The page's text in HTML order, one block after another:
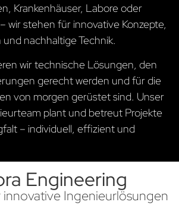
Krankenhäuser, Labore oder
wir stehen für innovative Konzepte,
nachhaltige Technik.
wir technische Lösungen, den
gerecht werden und für die
von morgen gerüstet sind. Unser
plant und betreut Projekte
– individuell, effizient und
Engineering
Ingenieurlösungen